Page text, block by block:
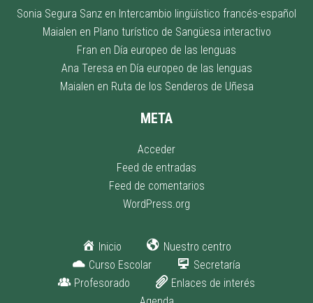
Sonia Segura Sanz en Intercambio lingüístico francés-español
Maialen en Plano turístico de Sangüesa interactivo
Fran en Día europeo de las lenguas
Ana Teresa en Día europeo de las lenguas
Maialen en Ruta de los Senderos de Uñesa
META
Acceder
Feed de entradas
Feed de comentarios
WordPress.org
Inicio
Nuestro centro
Curso Escolar
Secretaría
Profesorado
Enlaces de interés